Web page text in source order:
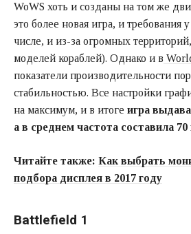
WoWS хоть и созданы на том же
это более новая игра, и требования
числе, и из-за огромных
моделей кораблей). Однако и в
показатели производительности
стабильностью. Все настройки
на максимум, и в итоге игра
а в среднем частота составила
Читайте также: Как выбрать
подбора дисплея в 2017 году
Battlefield 1